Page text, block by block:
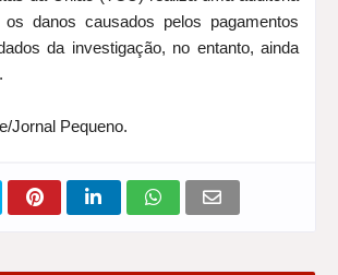
os danos causados pelos pagamentos
da investigação, no entanto, ainda
Jornal Pequeno.